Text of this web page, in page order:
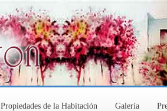
Propiedades de la Habitación Galería